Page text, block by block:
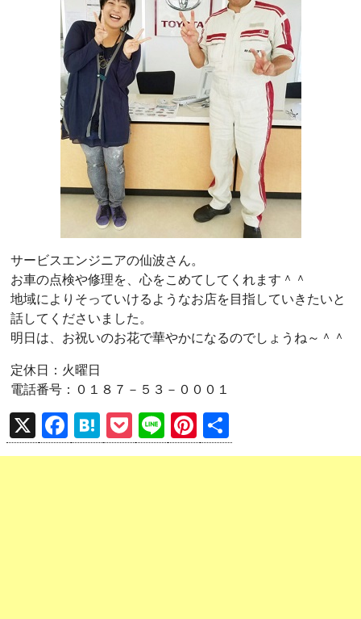
サービスエンジニアの仙波さん。
お車の点検や修理を、心をこめてしてくれます＾＾
地域によりそっていけるようなお店を目指していきたいと
話してくださいました。
明日は、お祝いのお花で華やかになるのでしょうね～＾＾
定休日：火曜日
電話番号：０１８７－５３－０００１
X
F
a
H
at
P
o
Li
n
Pi
nt 有